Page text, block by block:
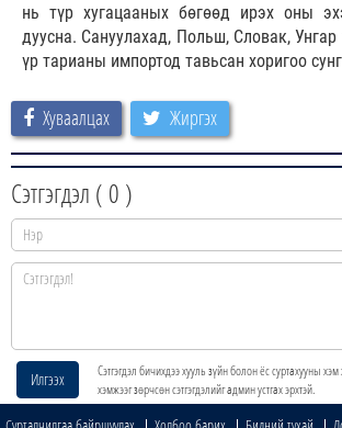
нь түр хугацааных бөгөөд ирэх оны
дуусна. Сануулахад, Польш, Словак,
үр тарианы импортод тавьсан хоригоо
Хуваалцах Жиргэх
Сэтгэгдэл ( 0 )
Илгээх
Сэтгэгдэл бичихдээ хууль зүйн болон ёс суртахууны хэм
хэмжээг зөрчсөн сэтгэгдэлийг админ устгах эрхтэй.